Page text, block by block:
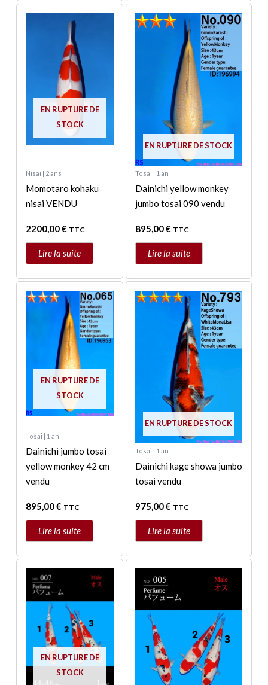
EN RUPTURE DE
STOCK
Nisai | 2 ans
Momotaro kohaku
nisai VENDU
2200,00€ TTC
Lire la suite
EN RUPTURE DE STOCK
Tosai | 1 an
Dainichi yellow monkey
jumbo tosai 090 vendu
895,00€ TTC
Lire la suite
EN RUPTURE DE
STOCK
Tosai | 1 an
Dainichi jumbo tosai
yellow monkey 42 cm
vendu
895,00€ TTC
Lire la suite
EN RUPTURE DE STOCK
Tosai | 1 an
Dainichi kage showa jumbo
tosai vendu
975,00€ TTC
Lire la suite
EN RUPTURE DE
STOCK
produit
plusieurs
variations.
options
produit
plusieurs
variations.
options
peuvent